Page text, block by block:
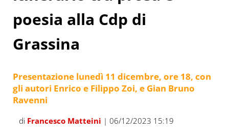
poesia alla Cdp di
Grassina
Presentazione lunedì 11 dicembre, ore 18, con
gli autori Enrico e Filippo Zoi, e Gian Bruno
Ravenni
di Francesco Matteini | 06/12/2023 15:19